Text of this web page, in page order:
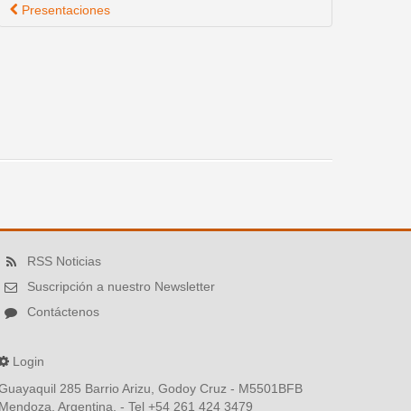
Presentaciones
RSS Noticias
Suscripción a nuestro Newsletter
Contáctenos
Login
285 Barrio Arizu, Godoy Cruz - M5501BFB
Mendoza, Argentina. - Tel +54 261 424 3479